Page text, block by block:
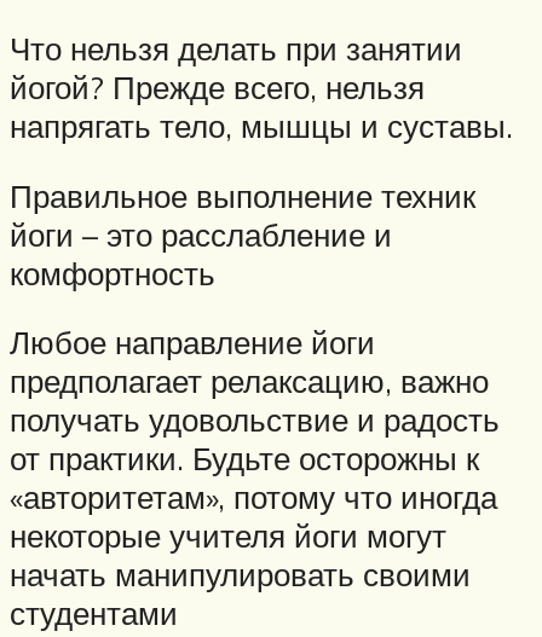
Что нельзя делать при занятии
йогой? Прежде всего, нельзя
напрягать тело, мышцы и суставы.
Правильное выполнение техник
йоги – это расслабление и
комфортность
Любое направление йоги
предполагает релаксацию, важно
получать удовольствие и радость
от практики. Будьте осторожны к
«авторитетам», потому что иногда
некоторые учителя йоги могут
начать манипулировать своими
студентами